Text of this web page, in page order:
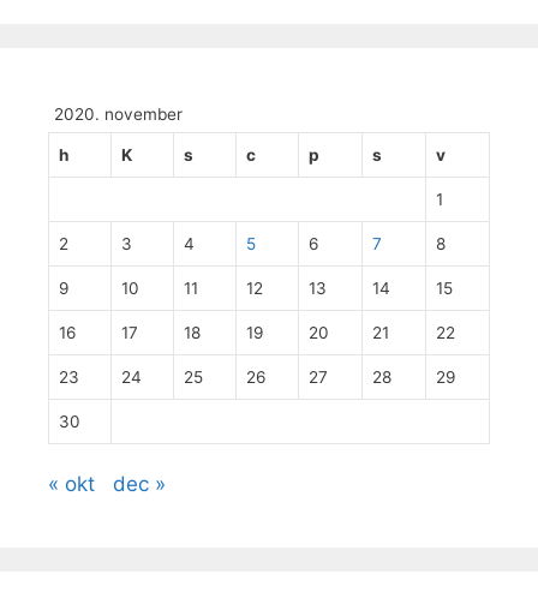
2020. november
h K s c p s v
1
2 3 4 5 6 7 8
9 10 11 12 13 14 15
16 17 18 19 20 21 22
23 24 25 26 27 28 29
30
« okt dec »